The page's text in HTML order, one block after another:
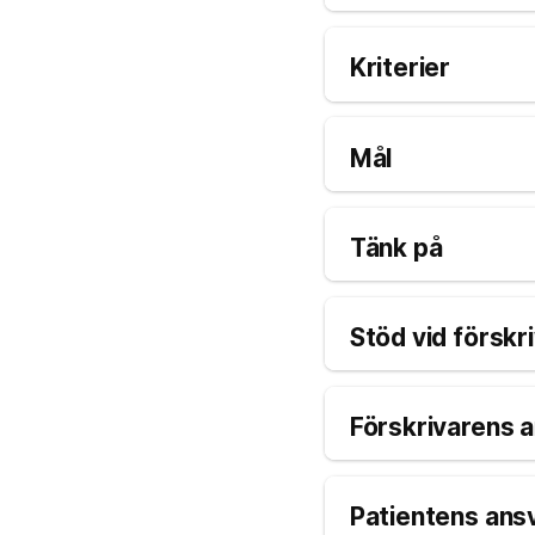
Kriterier
Mål
Tänk på
Stöd vid
Förskrivarens
Patientens